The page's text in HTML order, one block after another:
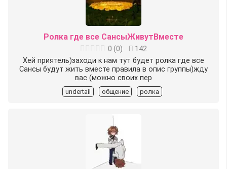
Ролка где все СансыЖивутВместе
0 (0)
142
Хей приятель)заходи к нам тут будет ролка где все
Сансы будут жить вместе правила в опис группы)жду
вас (можно своих пер
undertail общение ролка